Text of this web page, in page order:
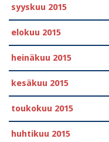
syyskuu 2015
elokuu 2015
heinäkuu 2015
kesäkuu 2015
toukokuu 2015
huhtikuu 2015